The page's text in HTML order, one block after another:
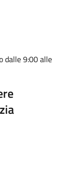
dalle 9:00 alle